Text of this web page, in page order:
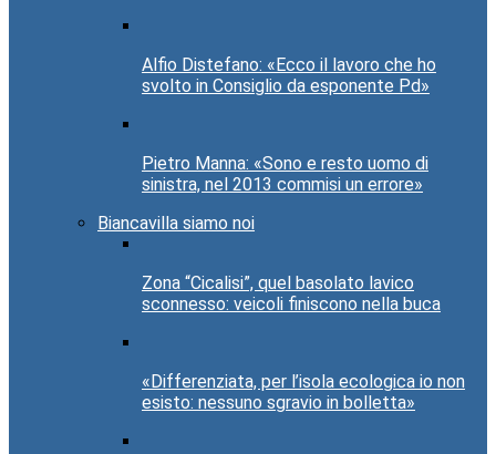
Alfio Distefano: «Ecco il lavoro che ho
svolto in Consiglio da esponente Pd»
Pietro Manna: «Sono e resto uomo di
sinistra, nel 2013 commisi un errore»
Biancavilla siamo noi
Zona “Cicalisi”, quel basolato lavico
sconnesso: veicoli finiscono nella buca
«Differenziata, per l’isola ecologica io non
esisto: nessuno sgravio in bolletta»